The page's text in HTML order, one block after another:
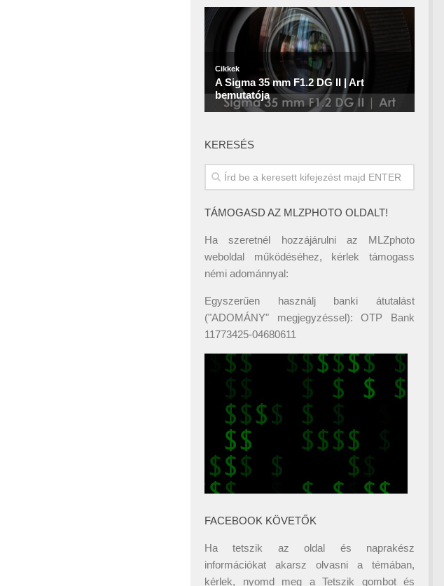
KERESÉS
TÁMOGASD AZ MLZPHOTO OLDALT!
Ha szeretnél hozzájárulni az MLZphoto
weboldal működéséhez, kérlek támogass
némi adománnyal:
Egyszerűen használj banki átutalást
("ADOMÁNY" megjegyzéssel): OTP Bank
11773425-04680611
FACEBOOK KÖVETŐK
Ha tetszik az oldal és naprakész
információkat akarsz olvasni a témában,
kérlek, nyomd meg a Tetszik gombot és